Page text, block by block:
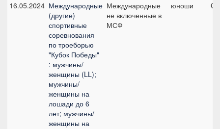
16.05.2024 Международные
(другие)
спортивные
соревнования
по троеборью
"Кубок Победы"
: мужчины/
женщины (LL);
мужчины/
женщины на
лошади до 6
лет; мужчины/
женщины на
Международные
не включенные в
МСФ
юноши